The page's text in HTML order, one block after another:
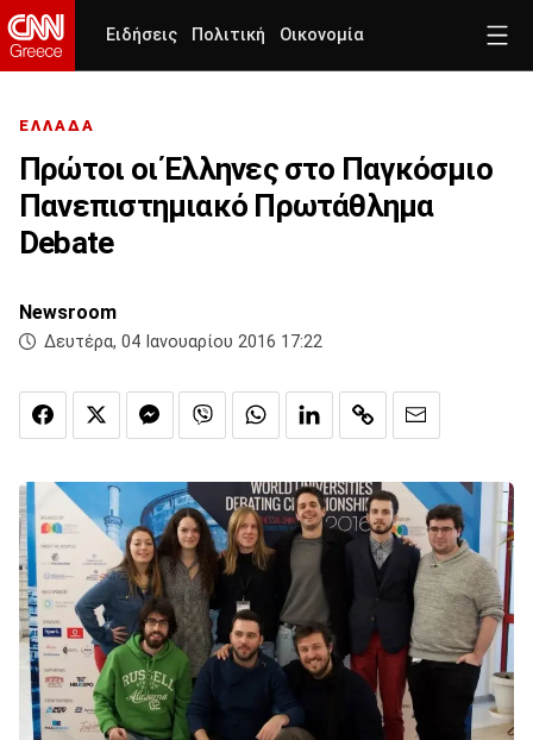
Ειδήσεις Πολιτική Οικονομία
ΕΛΛΑΔΑ
Πρώτοι οι Έλληνες στο Παγκόσμιο
Πανεπιστημιακό Πρωτάθλημα
Debate
Newsroom
Δευτέρα, 04 Ιανουαρίου 2016 17:22